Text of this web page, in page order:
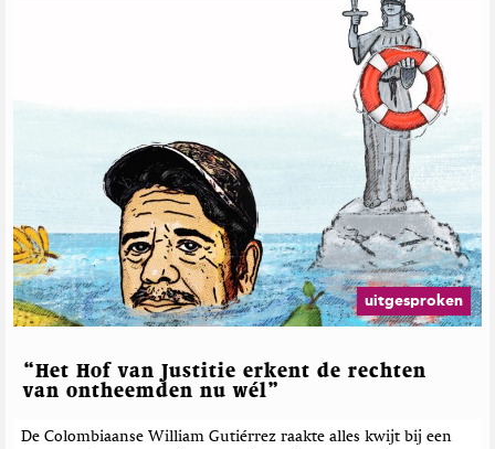
uitgesproken
“Het Hof van Justitie erkent de rechten
van ontheemden nu wél”
De Colombiaanse William Gutiérrez raakte alles kwijt bij een